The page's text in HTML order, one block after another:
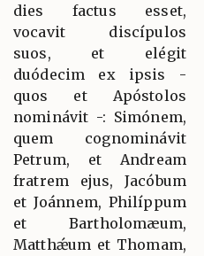
dies factus esset,
vocavit discípulos
suos, et elégit
duódecim ex ipsis -
quos et Apóstolos
nominávit -: Simónem,
quem cognominávit
Petrum, et Andream
fratrem ejus, Jacóbum
et Joánnem, Philíppum
et Bartholomæum,
Matthǽum et Thomam,